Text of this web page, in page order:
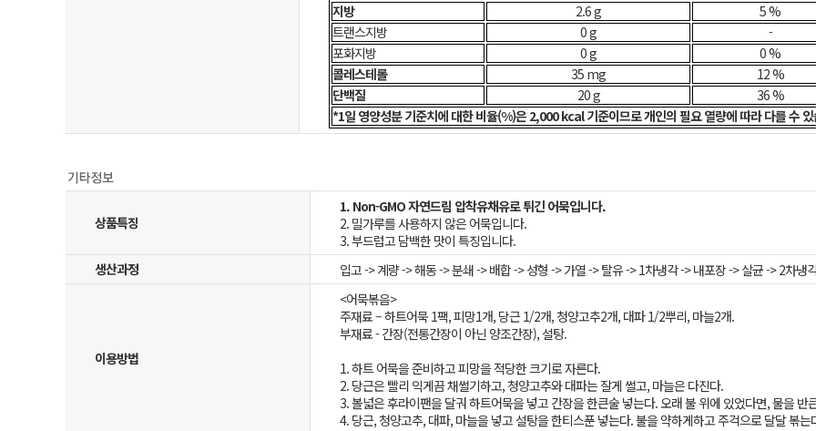
지방
2.6 g
5 %
트랜스지방
0 g
-
포화지방
0 g
0 %
콜레스테롤
35 mg
12 %
단백질
20 g
36 %
*1일 영양성분 기준치에 대한 비율(%)은 2,000 kcal 기준이므로 개인의 필요 열량에 따라 다를 수
상품특징
1. Non-GMO 자연드림 압착유채유로 튀긴 어묵입니다.
2. 밀가루를 사용하지 않은 어묵입니다.
3. 부드럽고 담백한 맛이 특징입니다.
생산과정
입고 -> 계량 -> 해동 -> 분쇄 -> 배합 -> 성형 -> 가열 -> 탈유 -> 1차냉각 -> 내포장 -> 살균 -> 2차냉
이용방법
<어묵볶음>
주재료 – 하트어묵 1팩, 피망1개, 당근 1/2개, 청양고추2개, 대파 1/2뿌리, 마늘2개.
부재료 - 간장(전통간장이 아닌 양조간장), 설탕.
1. 하트 어묵을 준비하고 피망을 적당한 크기로 자른다.
2. 당근은 빨리 익게끔 채썰기하고, 청양고추와 대파는 잘게 썰고, 마늘은 다진다.
3. 볼넓은 후라이팬을 달궈 하트어묵을 넣고 간장을 한큰술 넣는다. 오래 불 위에 있었다면, 물을 반
4. 당근, 청양고추, 대파, 마늘을 넣고 설탕을 한티스푼 넣는다. 불을 약하게하고 주걱으로 달달 볶는